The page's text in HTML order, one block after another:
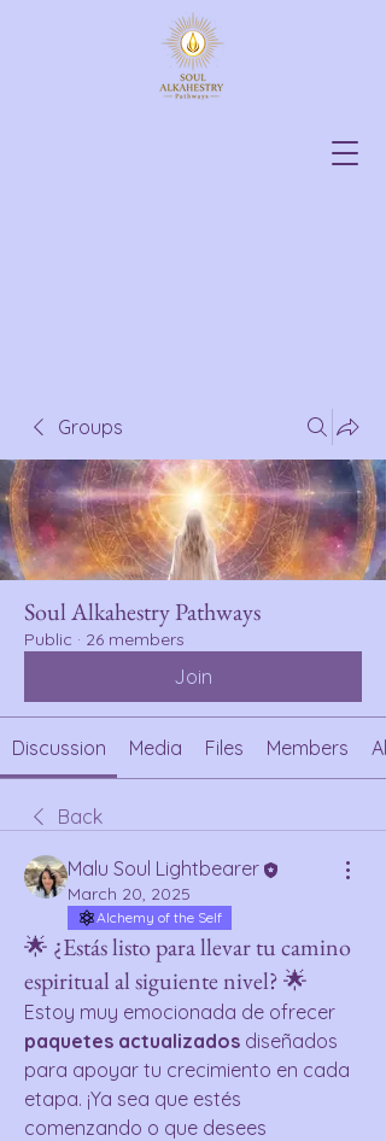
Groups
Soul Alkahestry Pathways
Public · 26 members
Join
Discussion Media Files Members
Back
Malu Soul Lightbearer
March 20, 2025
Alchemy of the Self
🌟 ¿Estás listo para llevar tu camino
espiritual al siguiente nivel? 🌟
paquetes actualizados diseñados
para apoyar tu crecimiento en cada
etapa. ¡Ya sea que estés
comenzando o que desees